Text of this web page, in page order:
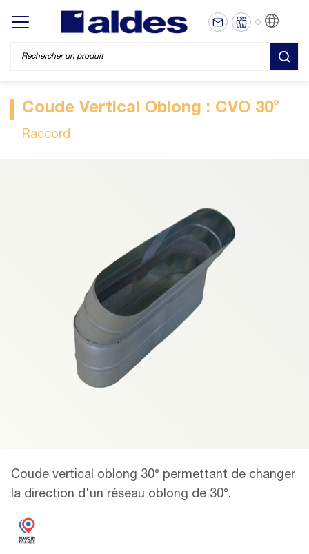
Display/hide main menu
Coude Vertical Oblong : CVO 30°
Raccord
Coude vertical oblong 30° permettant de changer
la direction d'un réseau oblong de 30°.